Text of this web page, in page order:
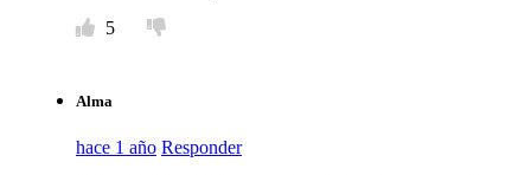
5
Alma
hace 1 año Responder